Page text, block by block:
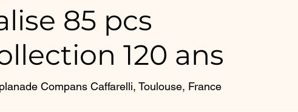
Valise 85 pcs
Collection 120 ans
85 pcs
120 ans
Compans Caffarelli, Toulouse, France